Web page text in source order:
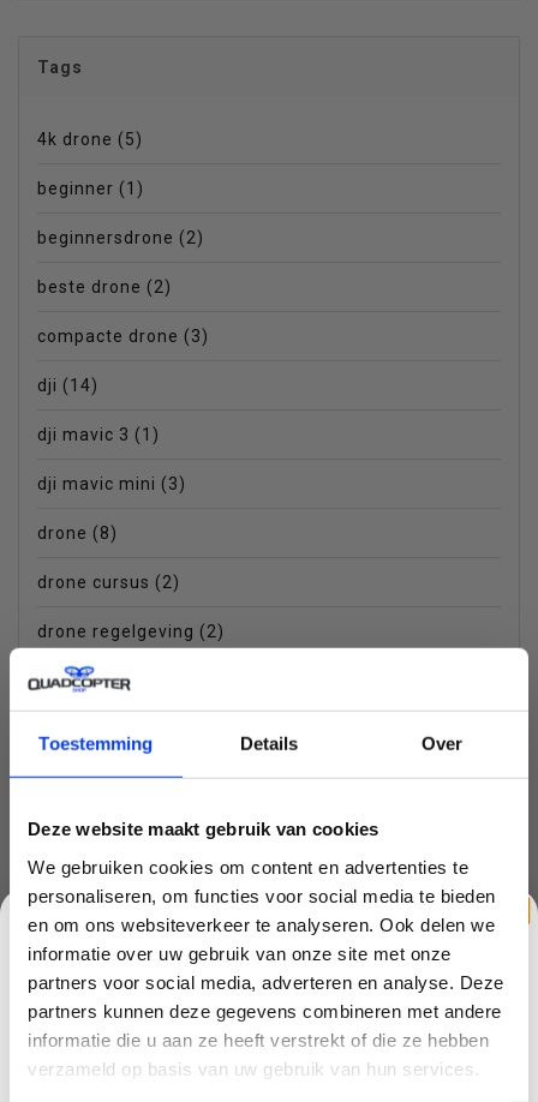
Toestemming Details Over
Deze website maakt gebruik van cookies
We gebruiken cookies om content en advertenties te
personaliseren, om functies voor social media te bieden
en om ons websiteverkeer te analyseren. Ook delen we
informatie over uw gebruik van onze site met onze
partners voor social media, adverteren en analyse. Deze
partners kunnen deze gegevens combineren met andere
informatie die u aan ze heeft verstrekt of die ze hebben
verzameld op basis van uw gebruik van hun services.
Tags
4k drone (5)
beginner (1)
beginnersdrone (2)
beste drone (2)
compacte drone (3)
dji (14)
dji mavic 3 (1)
dji mavic mini (3)
drone (8)
drone cursus (2)
drone regelgeving (2)
drone voor beginner
filter(1)
high end drone(2)
inklapbare drone(3)
mavic mini(5)
mini 3 pro(1)
nd filter(2)
CLAIM KORTING OP JE EERSTE
BESTELLING!